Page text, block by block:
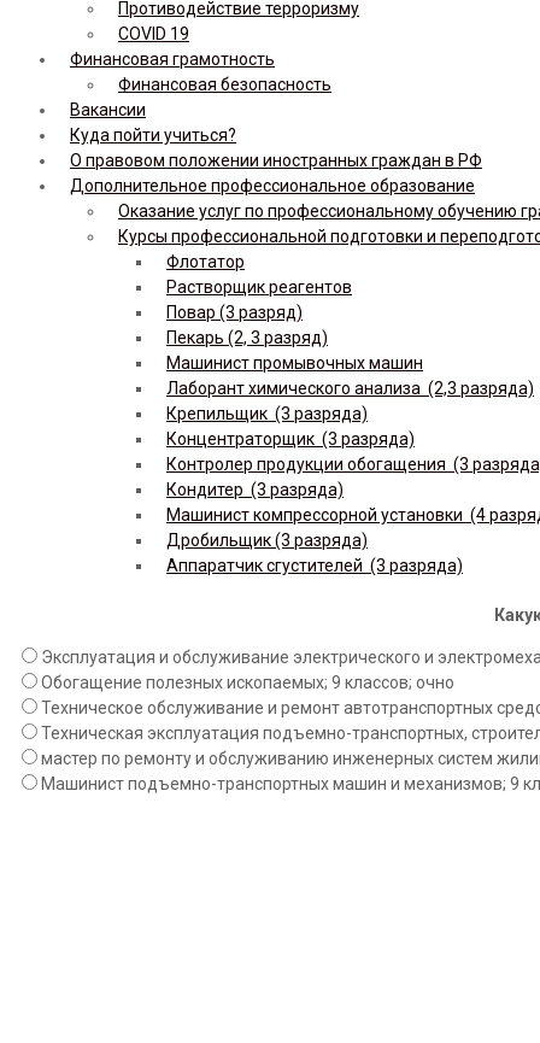
Противодействие терроризму
COVID 19
Финансовая грамотность
Финансовая безопасность
Вакансии
Куда пойти учиться?
О правовом положении иностранных граждан в РФ
Дополнительное профессиональное образование
Оказание услуг по профессиональному обучению
Курсы профессиональной подготовки и
Флотатор
Растворщик реагентов
Повар (3 разряд)
Пекарь (2, 3 разряд)
Машинист промывочных машин
Лаборант химического анализа (2,3 разряда)
Крепильщик (3 разряда)
Концентраторщик (3 разряда)
Контролер продукции обогащения (3
Кондитер (3 разряда)
Машинист компрессорной установки (4
Дробильщик (3 разряда)
Аппаратчик сгустителей (3 разряда)
Эксплуатация и обслуживание электрического и
Обогащение полезных ископаемых; 9 классов; очно
Техническое обслуживание и ремонт автотранспортных
Техническая эксплуатация подъемно-транспортных,
мастер по ремонту и обслуживанию инженерных систем
Машинист подъемно-транспортных машин и механизмов; 9